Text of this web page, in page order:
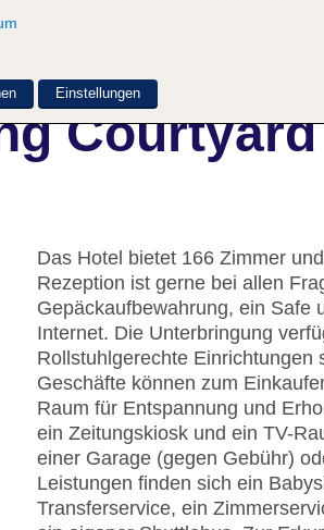
Das Hotel bietet 166 Zimmer
Rezeption ist gerne bei allen
Gepäckaufbewahrung, ein Safe
Internet. Die Unterbringung
Rollstuhlgerechte
Geschäfte können zum
Raum für Entspannung und
ein Zeitungskiosk und ein TV-
einer Garage (gegen Gebühr)
Leistungen finden sich ein
Transferservice, ein
Einstellungen